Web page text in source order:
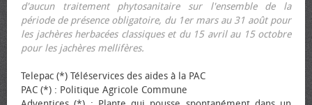
d'aucun traitement phytosanitaire sur l'ensemble de la
période de présence obligatoire, du 1er mars au 31 août pour
les jachères herbacées classiques et du 15 avril au 15 octobre
pour les jachères mellifères.
Telepac (*) Téléservices des aides à la PAC
PAC (*) : Politique Agricole Commune